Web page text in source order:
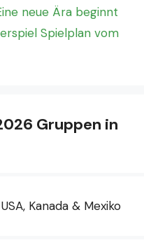
neue Ära beginnt
Spielplan vom
Gruppen in